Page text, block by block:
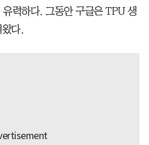
력하다. 그동안 구글은 TPU 생
다.